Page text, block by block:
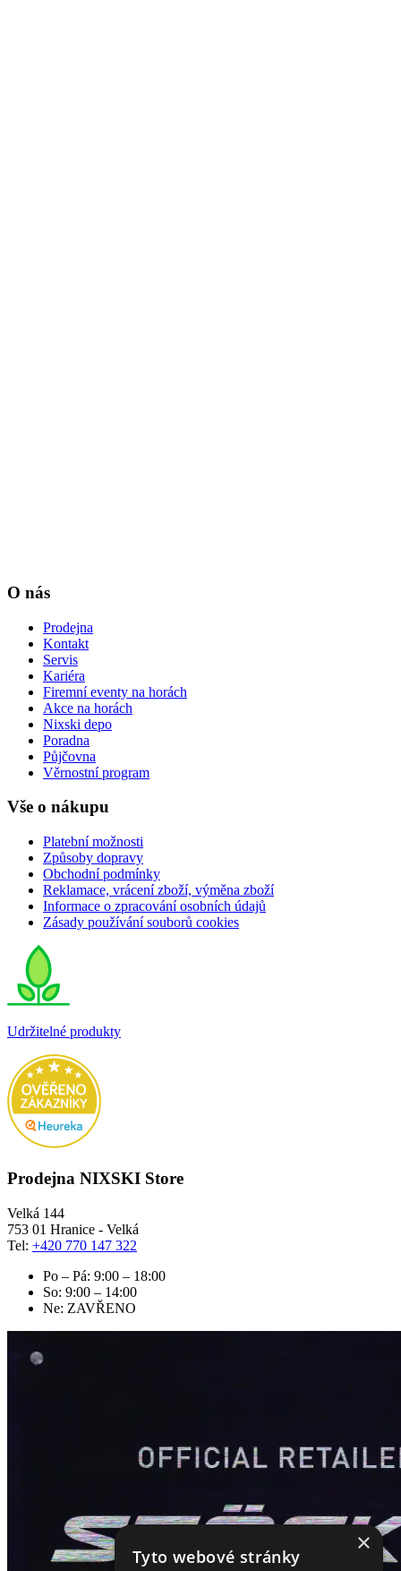
O nás
Prodejna
Kontakt
Servis
Kariéra
Firemní eventy na horách
Akce na horách
Nixski depo
Poradna
Půjčovna
Věrnostní program
Vše o nákupu
Platební možnosti
Způsoby dopravy
Obchodní podmínky
Reklamace, vrácení zboží, výměna zboží
Informace o zpracování osobních údajů
Zásady používání souborů cookies
Udržitelné produkty
Prodejna NIXSKI Store
Velká 144
753 01 Hranice - Velká
Tel: +420 770 147 322
Po – Pá: 9:00 – 18:00
So: 9:00 – 14:00
Ne: ZAVŘENO
×
Tyto webové stránky